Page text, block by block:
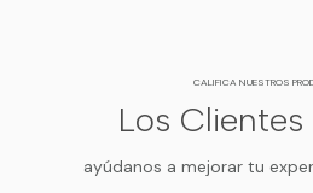
CALIFICA NUESTROS
Los
ayúdanos a mejorar tu